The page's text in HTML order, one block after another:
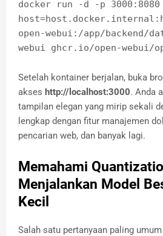
docker run -d -p
open-webui:/app/backend/
webui ghcr.io/open-webui/
Setelah kontainer berjalan, buka
akses http://localhost:3000. Anda
tampilan elegan yang mirip sekali
lengkap dengan fitur manajemen
pencarian web, dan banyak lagi.
Memahami
Menjalankan Model
Kecil
Salah satu pertanyaan paling